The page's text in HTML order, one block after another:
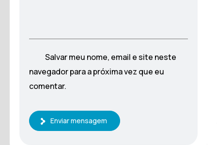
Salvar meu nome, email e site neste
navegador para a próxima vez que eu
comentar.
Enviar mensagem